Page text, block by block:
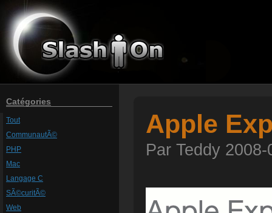
Catégories
Tout
CommunautÃ©
PHP
Mac
Langage C
SÃ©curitÃ©
Web
Apple
Par Teddy